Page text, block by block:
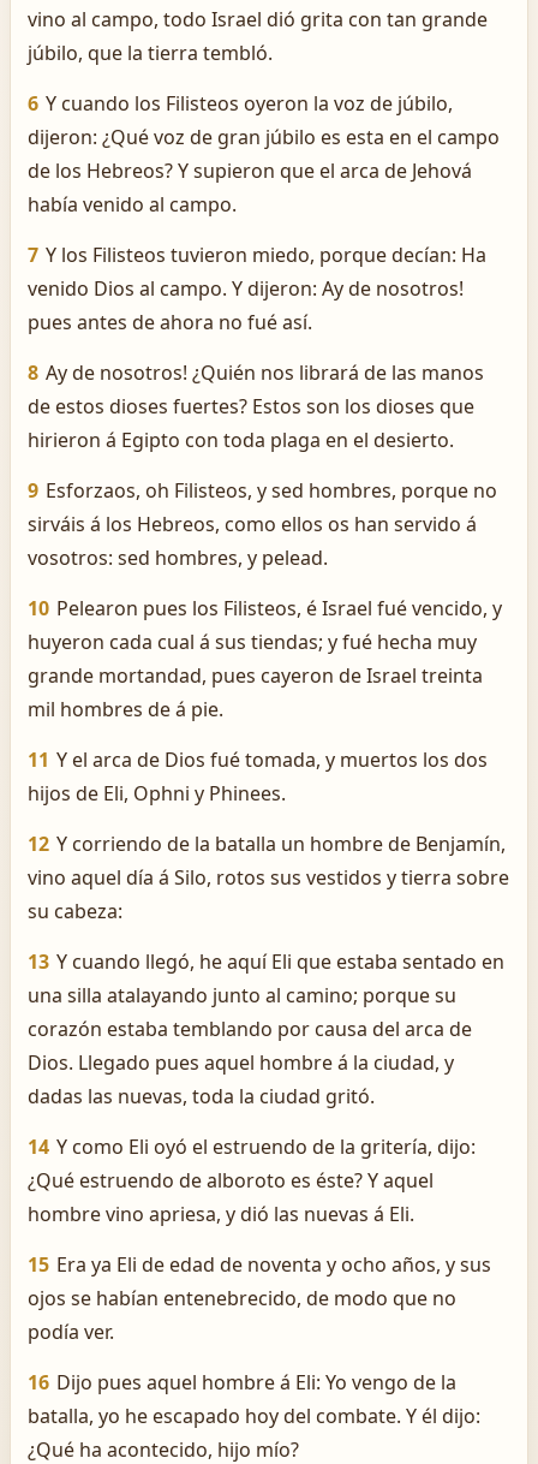
vino al campo, todo Israel dió grita con tan grande
júbilo, que la tierra tembló.
6 Y cuando los Filisteos oyeron la voz de júbilo,
dijeron: ¿Qué voz de gran júbilo es esta en el campo
de los Hebreos? Y supieron que el arca de Jehová
había venido al campo.
7 Y los Filisteos tuvieron miedo, porque decían: Ha
venido Dios al campo. Y dijeron: ­Ay de nosotros!
pues antes de ahora no fué así.
8 Ay de nosotros! ¿Quién nos librará de las manos
de estos dioses fuertes? Estos son los dioses que
hirieron á Egipto con toda plaga en el desierto.
9 Esforzaos, oh Filisteos, y sed hombres, porque no
sirváis á los Hebreos, como ellos os han servido á
vosotros: sed hombres, y pelead.
10 Pelearon pues los Filisteos, é Israel fué vencido, y
huyeron cada cual á sus tiendas; y fué hecha muy
grande mortandad, pues cayeron de Israel treinta
mil hombres de á pie.
11 Y el arca de Dios fué tomada, y muertos los dos
hijos de Eli, Ophni y Phinees.
12 Y corriendo de la batalla un hombre de Benjamín,
vino aquel día á Silo, rotos sus vestidos y tierra sobre
su cabeza:
13 Y cuando llegó, he aquí Eli que estaba sentado en
una silla atalayando junto al camino; porque su
corazón estaba temblando por causa del arca de
Dios. Llegado pues aquel hombre á la ciudad, y
dadas las nuevas, toda la ciudad gritó.
14 Y como Eli oyó el estruendo de la gritería, dijo:
¿Qué estruendo de alboroto es éste? Y aquel
hombre vino apriesa, y dió las nuevas á Eli.
15 Era ya Eli de edad de noventa y ocho años, y sus
ojos se habían entenebrecido, de modo que no
podía ver.
16 Dijo pues aquel hombre á Eli: Yo vengo de la
batalla, yo he escapado hoy del combate. Y él dijo:
¿Qué ha acontecido, hijo mío?